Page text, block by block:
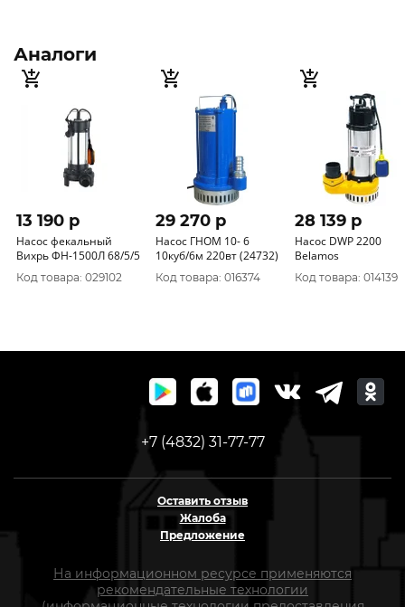
Аналоги
13 190 p
Насос фекальный
Вихрь ФН-1500Л 68/5/5
Код товара: 029102
29 270 p
Насос ГНОМ 10- 6
10куб/6м 220вт (24732)
Код товара: 016374
28 139 p
Насос DWP 2200
Belamos
Код товара: 014139
+7 (4832) 31-77-77
Оставить отзыв
Жалоба
Предложение
На информационном ресурсе применяются
рекомендательные технологии